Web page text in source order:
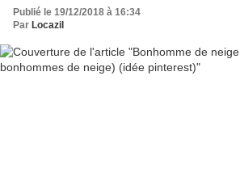
Publié le 19/12/2018 à 16:34
Par Locazil